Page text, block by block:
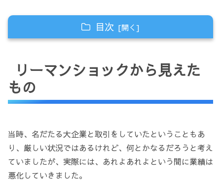
目次
省エネマネジメント
脱炭素
省エネとIoTのスパイラル
技術と感性から生まれたビジネス
リーマンショックから見えた
もの
当時、名だたる大企業と取引をしていたということもあ
り、厳しい状況ではあるけれど、何とかなるだろうと考え
ていましたが、実際には、あれよあれよという間に業績は
悪化していきました。